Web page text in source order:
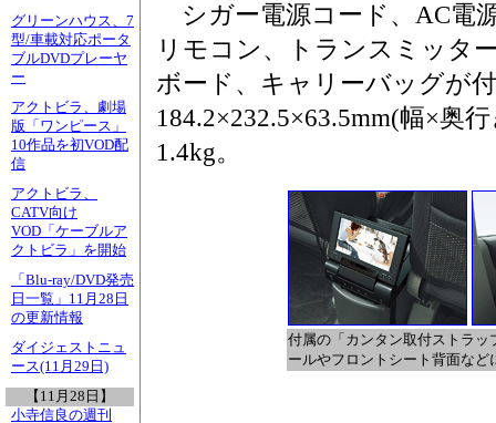
グリーンハウス、7
型/車載対応ポータ
ブルDVDプレーヤ
ー
アクトビラ、劇場
版「ワンピース」
10作品を初VOD配
信
アクトビラ、
CATV向け
VOD「ケーブルア
クトビラ」を開始
「Blu-ray/DVD発売
日一覧」11月28日
の更新情報
ダイジェストニュ
ース(11月29日)
【11月28日】
小寺信良の週刊
シガー電源コード、AC電
リモコン、トランスミッタ
ボード、キャリーバッグが
184.2×232.5×63.5mm(幅×奥
1.4kg。
付属の「カンタン取付ストラッ
ールやフロントシート背面など